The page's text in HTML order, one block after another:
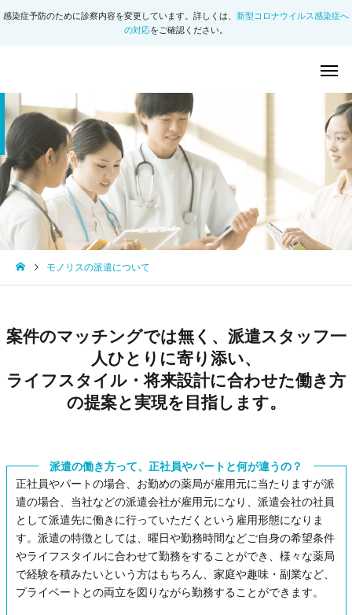
感染症予防のために診察内容を変更しています。詳しくは、 新型コロナウイルス感染症へ
の対応をご確認ください。
モノリスの派遣について
案件のマッチングでは無く、派遣スタッフ一
人ひとりに寄り添い、
ライフスタイル・将来設計に合わせた働き方
の提案と実現を目指します。
派遣の働き方って、正社員やパートと何が違うの？
正社員やパートの場合、お勤めの薬局が雇用元に当たりますが派
遣の場合、当社などの派遣会社が雇用元になり、派遣会社の社員
として派遣先に働きに行っていただくという雇用形態になりま
す。派遣の特徴としては、曜日や勤務時間などご自身の希望条件
やライフスタイルに合わせて勤務をすることができ、様々な薬局
で経験を積みたいという方はもちろん、家庭や趣味・副業など、
プライベートとの両立を図りながら勤務することができます。